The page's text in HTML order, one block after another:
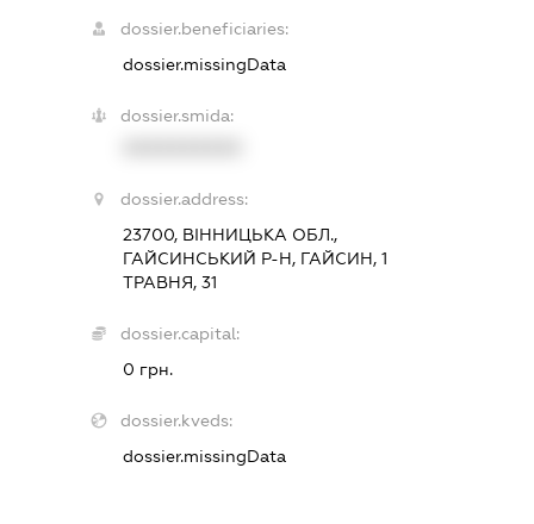
dossier.beneficiaries:
dossier.missingData
dossier.smida:
dossier.address:
23700, ВІННИЦЬКА ОБЛ.,
ГАЙСИНСЬКИЙ Р-Н, ГАЙСИН, 1
ТРАВНЯ, 31
dossier.capital:
0 грн.
dossier.kveds:
dossier.missingData